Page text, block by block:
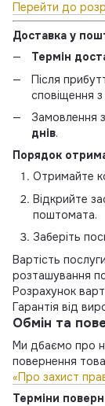
Перейти до
Доставка у
Термін
Після
сповіщення
Замовлення
днів.
Порядок
Отримайте
Відкрийте
поштомата.
Заберіть
Вартість
розташування
Розрахунок
Гарантія від
Обмін та
Ми дбаємо про
повернення
«Про захист
Терміни